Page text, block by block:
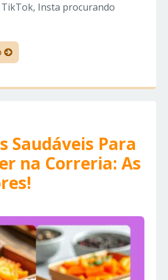
Insta procurando
Saudáveis Para
na Correria: As